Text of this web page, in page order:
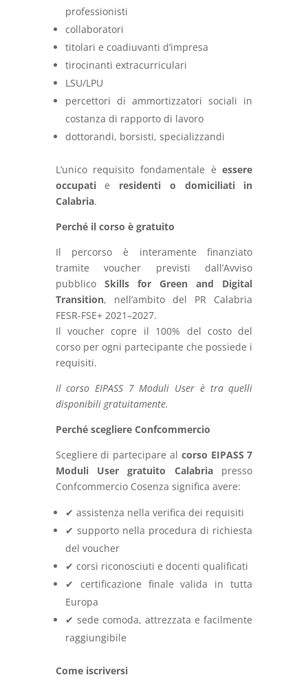
professionisti
collaboratori
titolari e coadiuvanti d’impresa
tirocinanti extracurriculari
LSU/LPU
percettori di ammortizzatori sociali in
costanza di rapporto di lavoro
dottorandi, borsisti, specializzandi
L’unico requisito fondamentale èessere
occupatie residenti o domiciliati in
Calabria.
Perché il corso è gratuito
Il percorso è interamente finanziato
tramite voucher previsti dall’Avviso
pubblico Skills for Green and Digital
Transition, nell’ambito del PR Calabria
FESR-FSE+ 2021–2027.
Il voucher copre il 100% del costo del
corso per ogni partecipante che possiede i
requisiti.
Il corso EIPASS 7 Moduli User è tra quelli
disponibili gratuitamente.
Perché scegliere Confcommercio
Scegliere di partecipare al corso EIPASS 7
Moduli User gratuito Calabriapresso
Confcommercio Cosenza significa avere:
✔ assistenza nella verifica dei requisiti
✔ supporto nella procedura di richiesta
del voucher
✔ corsi riconosciuti e docenti qualificati
✔ certificazione finale valida in tutta
Europa
✔ sede comoda, attrezzata e facilmente
raggiungibile
Come iscriversi